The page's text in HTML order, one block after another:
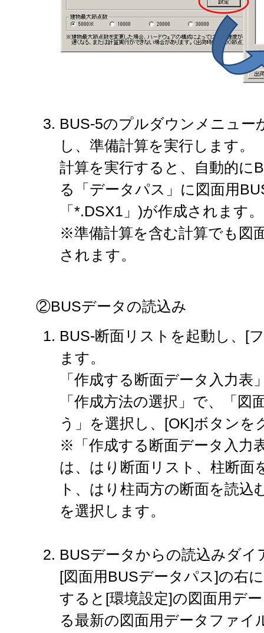
BUS-5のプルダウンメニュ
し、準備計算を実行します。
計算を実行すると、自動的に
る「データパス」に図面用
「*.DSX1」)が作成されます。
※準備計算を含む計算でも図
されます。
②BUSデータの読込み
BUS-断面リストを起動し、[
ます。
「作成する断面データ入力
「作成方法の選択」で、「
う」を選択し、[OK]ボタンを
※「作成する断面データ入力
は、はり断面リスト、柱断面
ト、はり柱両方の断面を読
を選択します。
BUSデータからの読込みダ
[図面用BUSデータパス]の右
すると[環境設定]の図面用デ
る最新の図面用データファ